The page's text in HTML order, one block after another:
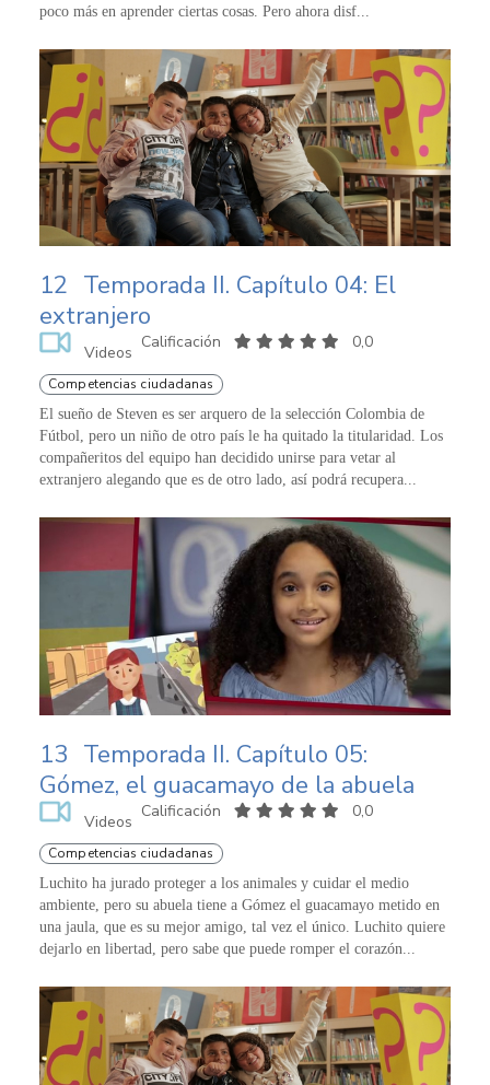
poco más en aprender ciertas cosas. Pero ahora disf...
12 Temporada II. Capítulo 04: El
extranjero
Videos
Calificación 0,0
Competencias ciudadanas
El sueño de Steven es ser arquero de la selección Colombia de
Fútbol, pero un niño de otro país le ha quitado la titularidad. Los
compañeritos del equipo han decidido unirse para vetar al
extranjero alegando que es de otro lado, así podrá recupera...
13 Temporada II. Capítulo 05:
Gómez, el guacamayo de la abuela
Videos
Calificación 0,0
Competencias ciudadanas
Luchito ha jurado proteger a los animales y cuidar el medio
ambiente, pero su abuela tiene a Gómez el guacamayo metido en
una jaula, que es su mejor amigo, tal vez el único. Luchito quiere
dejarlo en libertad, pero sabe que puede romper el corazón...